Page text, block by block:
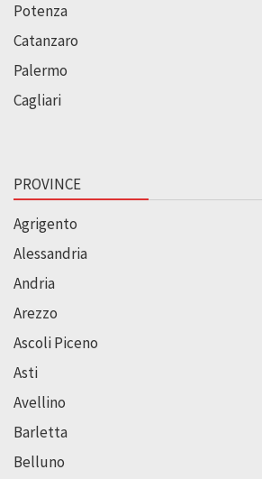
Potenza
Catanzaro
Palermo
Cagliari
PROVINCE
Agrigento
Alessandria
Andria
Arezzo
Ascoli Piceno
Asti
Avellino
Barletta
Belluno